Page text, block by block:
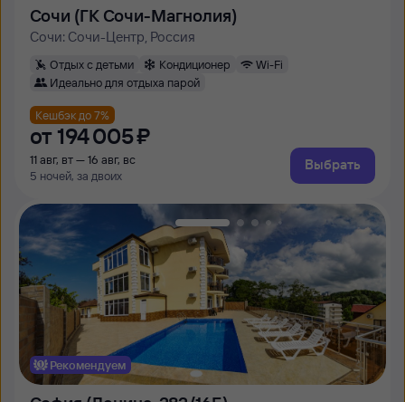
Сочи (ГК Сочи-Магнолия)
Сочи: Сочи-Центр, Россия
Отдых с детьми Кондиционер
Wi-Fi
Идеально для отдыха парой
Кешбэк до 7%
от 194 ⁠005 ⁠₽
11 авг, вт — 16 авг, вс
5 ночей, за двоих
Выбрать
Рекомендуем